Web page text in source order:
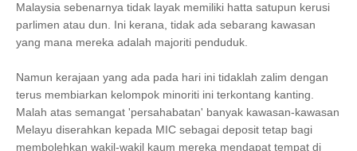
Malaysia sebenarnya tidak layak memiliki hatta satupun kerusi
parlimen atau dun. Ini kerana, tidak ada sebarang kawasan
yang mana mereka adalah majoriti penduduk.
Namun kerajaan yang ada pada hari ini tidaklah zalim dengan
terus membiarkan kelompok minoriti ini terkontang kanting.
Malah atas semangat 'persahabatan' banyak kawasan-kawasan
Melayu diserahkan kepada MIC sebagai deposit tetap bagi
membolehkan wakil-wakil kaum mereka mendapat tempat di